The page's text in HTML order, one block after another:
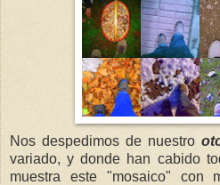
Nos despedimos de nuestro
variado, y donde han cabido
muestra este "mosaico" con